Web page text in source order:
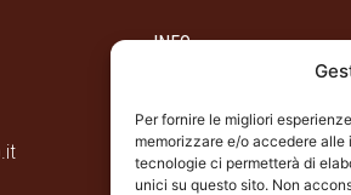
Per fornire le migliori
memorizzare e/o accedere
tecnologie ci permetterà di
unici su questo sito. Non
INFO
Dal giovedì alla domenica
19.00 - 22.00
Palazzo Tagliaferro